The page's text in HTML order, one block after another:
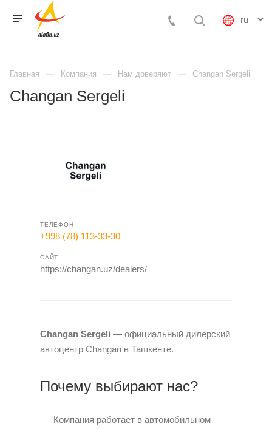
Главная Компания Нам доверяют Changan Sergeli
Changan Sergeli
ТЕЛЕФОН
+998 (78) 113-33-30
САЙТ
https://changan.uz/dealers/
Changan Sergeli — официальный дилерский
автоцентр Changan в Ташкенте.
Почему выбирают нас?
Компания работает в автомобильном